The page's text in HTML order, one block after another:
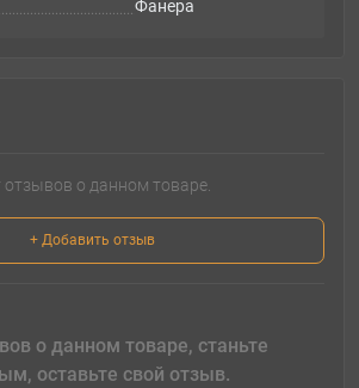
Фанера
отзывов о данном товаре.
+ Добавить отзыв
о данном товаре, станьте
оставьте свой отзыв.